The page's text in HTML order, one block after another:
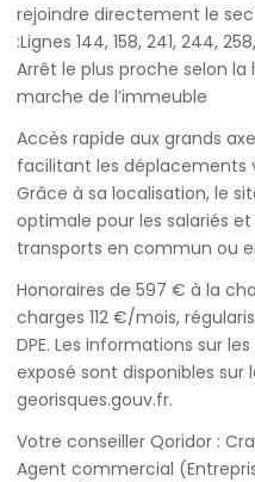
rejoindre directement le
:Lignes 144, 158, 241, 244,
Arrêt le plus proche selon
marche de l’immeuble
Accès rapide aux grands
facilitant les déplacements
Grâce à sa localisation, le
optimale pour les salariés
transports en commun ou
Honoraires de 597 € à la
charges 112 €/mois,
DPE. Les informations sur
exposé sont disponibles sur
georisques.gouv.fr.
Votre conseiller Qoridor :
Agent commercial